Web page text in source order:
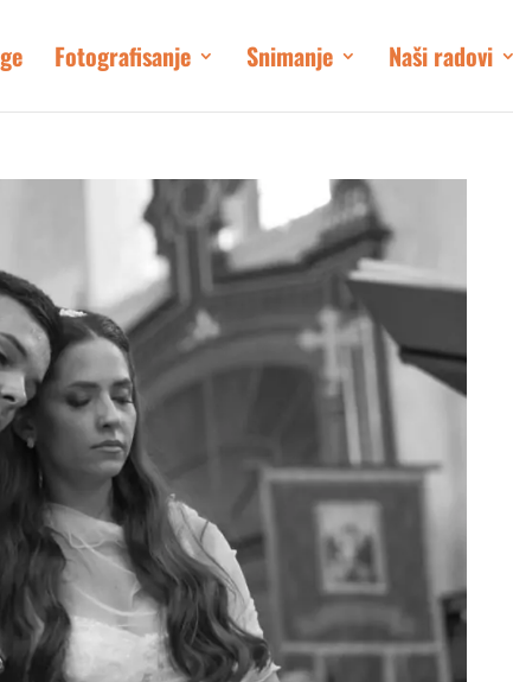
Fotografisanje Snimanje Naši radovi